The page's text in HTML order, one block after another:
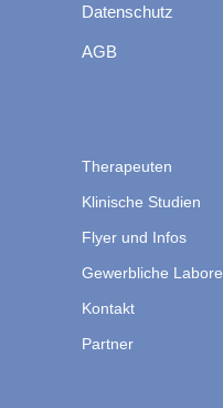
Datenschutz
AGB
Therapeuten
Klinische Studien
Flyer und Infos
Gewerbliche Labore
Kontakt
Partner